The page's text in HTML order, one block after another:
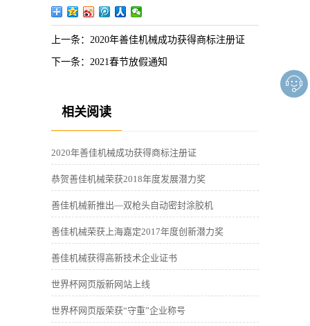
上一条： 2020年善佳机械成功获得商标注册证
下一条： 2021春节放假通知
相关阅读
2020年善佳机械成功获得商标注册证
恭贺善佳机械荣获2018年度发展潜力奖
善佳机械新推出—双枪头自动密封涂胶机
善佳机械荣获上海嘉定2017年度创新潜力奖
善佳机械获得高新技术企业证书
世界杯网页版新网站上线
世界杯网页版荣获“守重”企业称号